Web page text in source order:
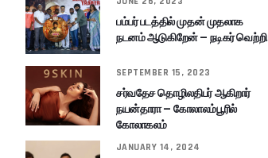
பம்பர் படத்தில் முதன் முதலாக
நடனம் ஆடுகிறேன் – நடிகர் வெற்றி
SEPTEMBER 15, 2023
சர்வதேச தொழிலதிபர் ஆகிறார்
நயன்தாரா – கோலாலம்பூரில்
கோலாகலம்
JANUARY 14, 2024